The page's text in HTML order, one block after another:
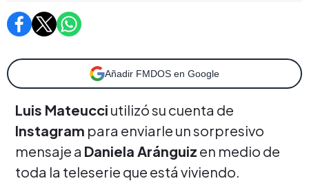
Añadir FMDOS en Google
Luis Mateucci utilizó su cuenta de
Instagram para enviarle un sorpresivo
mensaje a Daniela Aránguiz en medio de
toda la teleserie que está viviendo.